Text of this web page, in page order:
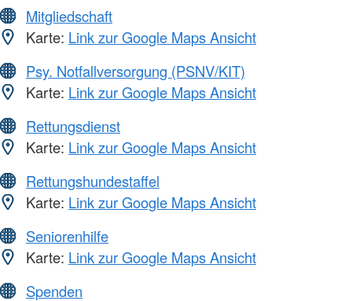
Mitgliedschaft
Karte: Link zur Google Maps Ansicht
Psy. Notfallversorgung (PSNV/KIT)
Karte: Link zur Google Maps Ansicht
Rettungsdienst
Karte: Link zur Google Maps Ansicht
Rettungshundestaffel
Karte: Link zur Google Maps Ansicht
Seniorenhilfe
Karte: Link zur Google Maps Ansicht
Spenden